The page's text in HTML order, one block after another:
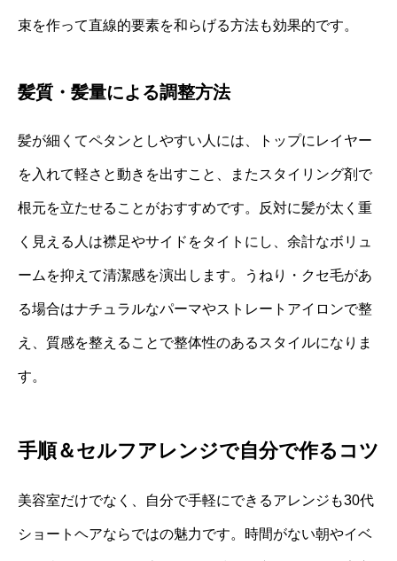
束を作って直線的要素を和らげる方法も効果的です。
髪質・髪量による調整方法
髪が細くてペタンとしやすい人には、トップにレイヤー
を入れて軽さと動きを出すこと、またスタイリング剤で
根元を立たせることがおすすめです。反対に髪が太く重
く見える人は襟足やサイドをタイトにし、余計なボリュ
ームを抑えて清潔感を演出します。うねり・クセ毛があ
る場合はナチュラルなパーマやストレートアイロンで整
え、質感を整えることで整体性のあるスタイルになりま
す。
手順＆セルフアレンジで自分で作るコツ
美容室だけでなく、自分で手軽にできるアレンジも30代
ショートヘアならではの魅力です。時間がない朝やイベ